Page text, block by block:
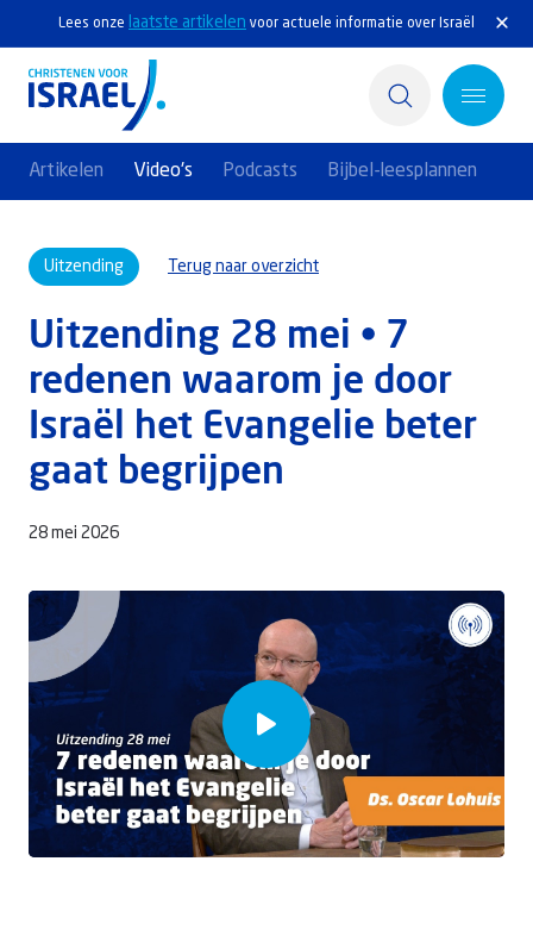
Lees onze laatste artikelen voor actuele informatie over Israël
Artikelen Video's Podcasts Bijbel-leesplannen
Actief
Ontdek
Steun Israël
Service & Contact
Doneer
Uitzending Terug naar overzicht
Uitzending 28 mei • 7
redenen waarom je door
Israël het Evangelie beter
gaat begrijpen
28 mei 2026